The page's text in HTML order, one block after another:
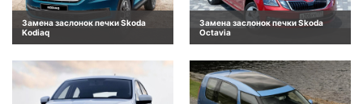
Замена заслонок печки Skoda
Kodiaq
Замена заслонок печки Skoda
Octavia